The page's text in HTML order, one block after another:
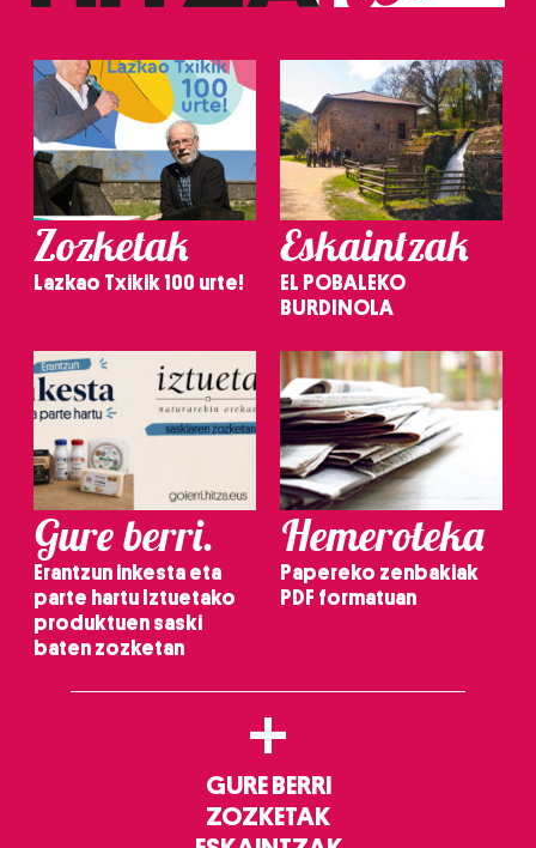
Zozketak
Lazkao Txikik 100 urte!
Eskaintzak
EL POBALEKO
BURDINOLA
Gure berri.
Erantzun inkesta eta
parte hartu Iztuetako
produktuen saski
baten zozketan
Hemeroteka
Papereko zenbakiak
PDF formatuan
+
GURE BERRI
ZOZKETAK